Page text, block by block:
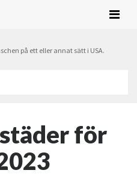
på ett eller annat sätt i USA.
för